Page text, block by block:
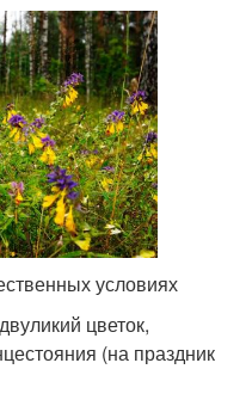
условиях
цветок,
(на праздник